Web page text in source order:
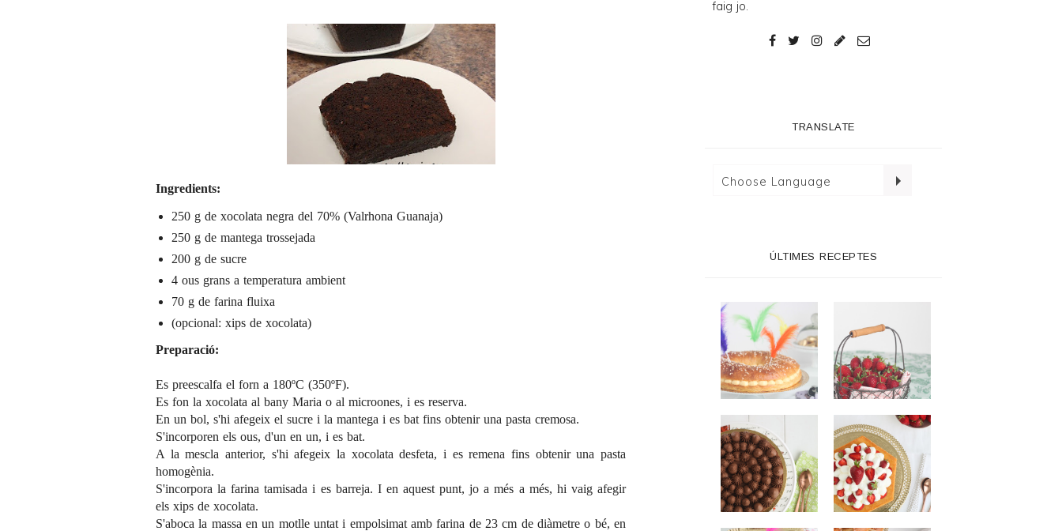
Ingredients:
250 g de xocolata negra del 70% (Valrhona Guanaja)
250 g de mantega trossejada
200 g de sucre
4 ous grans a temperatura ambient
70 g de farina fluixa
(opcional: xips de xocolata)
Preparació:
Es preescalfa el forn a 180ºC (350ºF).
Es fon la xocolata al bany Maria o al microones, i es reserva.
En un bol, s'hi afegeix el sucre i la mantega i es bat fins obtenir una pasta cremosa.
S'incorporen els ous, d'un en un, i es bat.
A la mescla anterior, s'hi afegeix la xocolata desfeta, i es remena fins obtenir una pasta
homogènia.
S'incorpora la farina tamisada i es barreja. I en aquest punt, jo a més a més, hi vaig afegir
els xips de xocolata.
S'aboca la massa en un motlle untat i empolsimat amb farina de 23 cm de diàmetre o bé, en
faig jo.
TRANSLATE
ÚLTIMES RECEPTES